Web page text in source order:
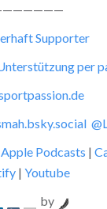
Supporter
per
Apple Podcasts |
| Youtube
by